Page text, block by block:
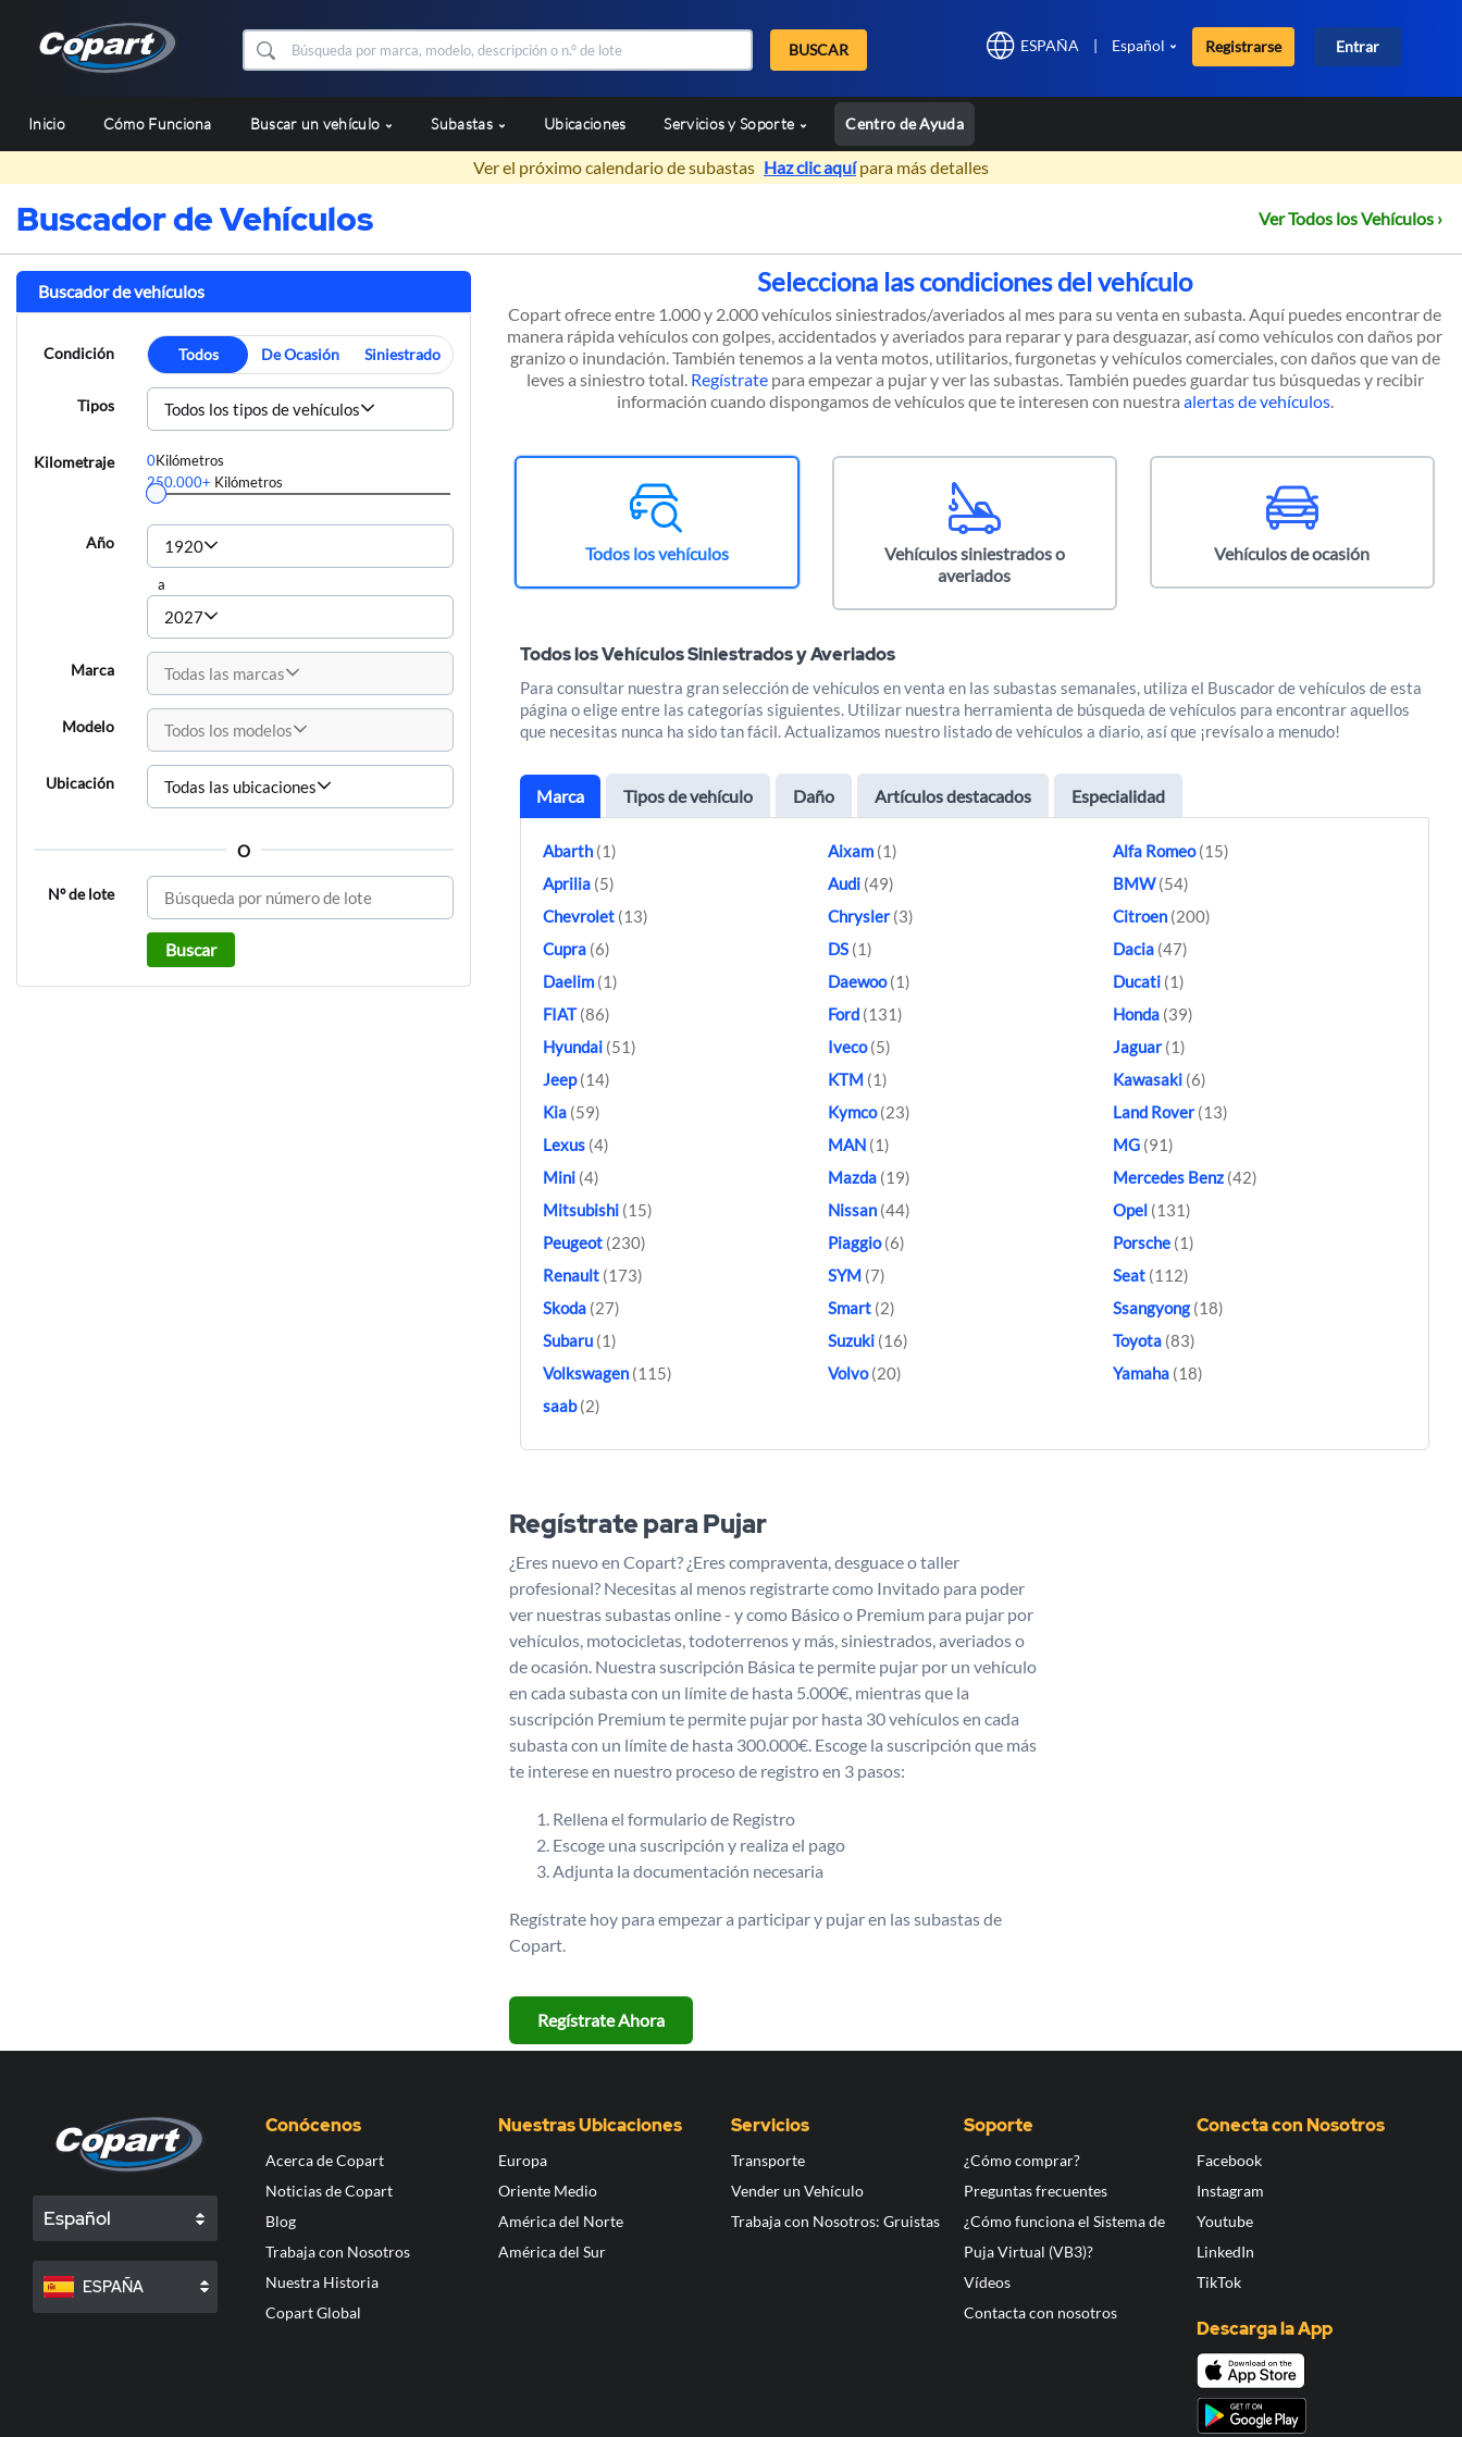
BUSCAR ESPAÑA | Español Registrarse Entrar
Inicio Cómo Funciona Buscar un vehículo Subastas Ubicaciones Servicios y Soporte Centro de Ayuda
Ver el próximo calendario de subastas Haz clic aquípara más detalles
Buscador de Vehículos Ver Todos los Vehículos ›
Buscador de vehículos
Condición Todos De Ocasión Siniestrado
Tipos Todos los tipos de vehículos
Kilometraje 0Kilómetros
250.000+ Kilómetros
Año 1920
a
2027
Marca Todas las marcas
Modelo Todos los modelos
Ubicación Todas las ubicaciones
O
Nº de lote
Buscar
Selecciona las condiciones del vehículo
Copart ofrece entre 1.000 y 2.000 vehículos siniestrados/averiados al mes para su venta en subasta. Aquí puedes encontrar de
manera rápida vehículos con golpes, accidentados y averiados para reparar y para desguazar, así como vehículos con daños por
granizo o inundación. También tenemos a la venta motos, utilitarios, furgonetas y vehículos comerciales, con daños que van de
leves a siniestro total. Regístratepara empezar a pujar y ver las subastas. También puedes guardar tus búsquedas y recibir
información cuando dispongamos de vehículos que te interesen con nuestra alertas de vehículos.
Todos los vehículos
Vehículos siniestrados o
averiados
Vehículos de ocasión
Todos los Vehículos Siniestrados y Averiados
Para consultar nuestra gran selección de vehículos en venta en las subastas semanales, utiliza el Buscador de vehículos de esta
página o elige entre las categorías siguientes. Utilizar nuestra herramienta de búsqueda de vehículos para encontrar aquellos
que necesitas nunca ha sido tan fácil. Actualizamos nuestro listado de vehículos a diario, así que ¡revísalo a menudo!
Marca Tipos de vehículo Daño Artículos destacados Especialidad
Abarth (1) Aixam (1) Alfa Romeo (15)
Aprilia (5) Audi (49) BMW (54)
Chevrolet (13) Chrysler (3) Citroen (200)
Cupra (6) DS (1) Dacia (47)
Daelim (1) Daewoo (1) Ducati (1)
FIAT (86) Ford (131) Honda (39)
Hyundai (51) Iveco (5) Jaguar (1)
Jeep (14) KTM (1) Kawasaki (6)
Kia (59) Kymco (23) Land Rover (13)
Lexus (4) MAN (1) MG (91)
Mini (4) Mazda (19) Mercedes Benz (42)
Mitsubishi (15) Nissan (44) Opel (131)
Peugeot (230) Piaggio (6) Porsche (1)
Renault (173) SYM (7) Seat (112)
Skoda (27) Smart (2) Ssangyong (18)
Subaru (1) Suzuki (16) Toyota (83)
Volkswagen (115) Volvo (20) Yamaha (18)
saab (2)
Regístrate para Pujar
¿Eres nuevo en Copart? ¿Eres compraventa, desguace o taller
profesional? Necesitas al menos registrarte como Invitado para poder
ver nuestras subastas online - y como Básico o Premium para pujar por
vehículos, motocicletas, todoterrenos y más, siniestrados, averiados o
de ocasión. Nuestra suscripción Básica te permite pujar por un vehículo
en cada subasta con un límite de hasta 5.000€, mientras que la
suscripción Premium te permite pujar por hasta 30 vehículos en cada
subasta con un límite de hasta 300.000€. Escoge la suscripción que más
te interese en nuestro proceso de registro en 3 pasos:
Rellena el formulario de Registro
Escoge una suscripción y realiza el pago
Adjunta la documentación necesaria
Regístrate hoy para empezar a participar y pujar en las subastas de
Copart.
Regístrate Ahora
Español
ESPAÑA
Conócenos
Acerca de Copart
Noticias de Copart
Blog
Trabaja con Nosotros
Nuestra Historia
Copart Global
Nuestras Ubicaciones
Europa
Oriente Medio
América del Norte
América del Sur
Servicios
Transporte
Vender un Vehículo
Trabaja con Nosotros: Gruistas
Soporte
¿Cómo comprar?
Preguntas frecuentes
¿Cómo funciona el Sistema de
Puja Virtual (VB3)?
Vídeos
Contacta con nosotros
Conecta con Nosotros
Facebook
Instagram
Youtube
LinkedIn
TikTok
Descarga la App